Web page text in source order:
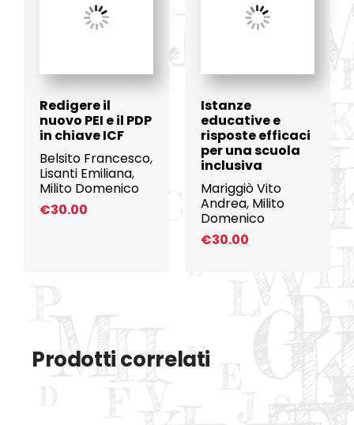
Redigere il
nuovo PEI e il PDP
in chiave ICF
Belsito Francesco,
Lisanti Emiliana,
Milito Domenico
€30.00
Istanze
educative e
risposte efficaci
per una scuola
inclusiva
Mariggiò Vito
Andrea, Milito
Domenico
€30.00
Prodotti correlati